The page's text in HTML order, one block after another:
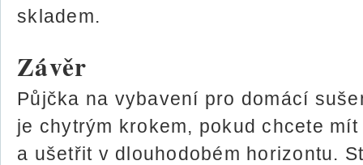
skladem.
Závěr
Půjčka na vybavení pro domácí
je chytrým krokem, pokud chcete
a ušetřit v dlouhodobém horizontu.